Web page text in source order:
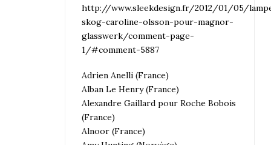
http://www.sleekdesign.fr/2012/01/05/
skog-caroline-olsson-pour-magnor-
glasswerk/comment-page-
1/#comment-5887
Adrien Anelli (France)
Alban Le Henry (France)
Alexandre Gaillard pour Roche Bobois
(France)
Alnoor (France)